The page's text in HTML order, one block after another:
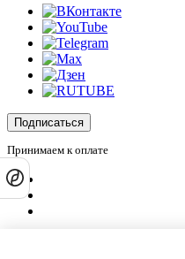
Подписаться
Принимаем к оплате